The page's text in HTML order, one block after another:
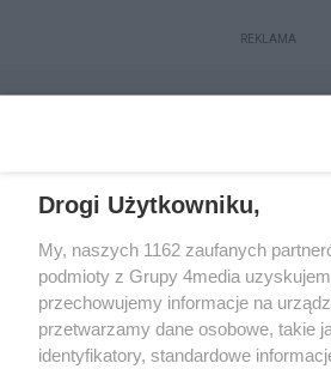
REKLAMA
Reklama Kontakt
Regulamin prenumeraty
Drogi Użytkowniku,
My, naszych 1162 zaufanych
podmioty z Grupy 4media
przechowujemy informacje na
przetwarzamy dane osobowe, takie
identyfikatory, standardowe